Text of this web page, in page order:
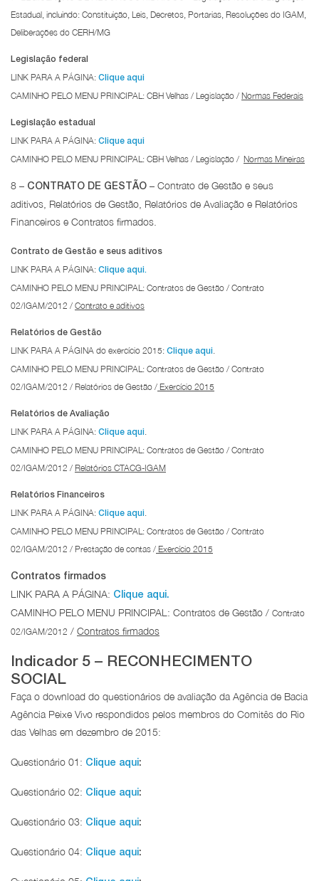
Estadual, incluindo: Constituição, Leis, Decretos, Portarias, Resoluções do IGAM,
Deliberações do CERH/MG
Legislação federal
LINK PARA A PÁGINA: Clique aqui
CAMINHO PELO MENU PRINCIPAL: CBH Velhas / Legislação / Normas Federais
Legislação estadual
LINK PARA A PÁGINA: Clique aqui
CAMINHO PELO MENU PRINCIPAL: CBH Velhas / Legislação / Normas Mineiras
8 – CONTRATO DE GESTÃO – Contrato de Gestão e seus
aditivos, Relatórios de Gestão, Relatórios de Avaliação e Relatórios
Financeiros e Contratos firmados.
Contrato de Gestão e seus aditivos
LINK PARA A PÁGINA: Clique aqui.
CAMINHO PELO MENU PRINCIPAL: Contratos de Gestão / Contrato
02/IGAM/2012 / Contrato e aditivos
Relatórios de Gestão
LINK PARA A PÁGINA do exercício 2015: Clique aqui.
CAMINHO PELO MENU PRINCIPAL: Contratos de Gestão / Contrato
02/IGAM/2012 / Relatórios de Gestão / Exercício 2015
Relatórios de Avaliação
LINK PARA A PÁGINA: Clique aqui.
CAMINHO PELO MENU PRINCIPAL: Contratos de Gestão / Contrato
02/IGAM/2012 / Relatórios CTACG-IGAM
Relatórios Financeiros
LINK PARA A PÁGINA: Clique aqui.
CAMINHO PELO MENU PRINCIPAL: Contratos de Gestão / Contrato
02/IGAM/2012 / Prestação de contas / Exercício 2015
Contratos firmados
LINK PARA A PÁGINA: Clique aqui.
CAMINHO PELO MENU PRINCIPAL: Contratos de Gestão / Contrato
02/IGAM/2012 / Contratos firmados
Indicador 5 – RECONHECIMENTO
SOCIAL
Faça o download do questionários de avaliação da Agência de Bacia
Agência Peixe Vivo respondidos pelos membros do Comitês do Rio
das Velhas em dezembro de 2015:
Questionário 01: Clique aqui:
Questionário 02: Clique aqui:
Questionário 03: Clique aqui:
Questionário 04: Clique aqui: